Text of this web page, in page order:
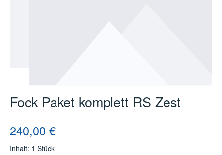
Fock Paket komplett RS Zest
Regulärer Preis:
240,00 €
Inhalt: 1 Stück